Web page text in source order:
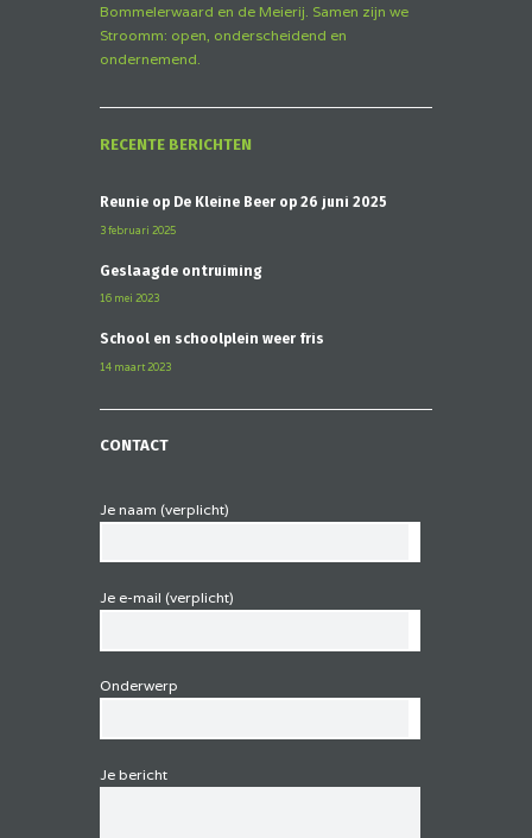
Bommelerwaard en de Meierij. Samen zijn we
Stroomm: open, onderscheidend en
ondernemend.
RECENTE BERICHTEN
Reünie op De Kleine Beer op 26 juni 2025
3 februari 2025
Geslaagde ontruiming
16 mei 2023
School en schoolplein weer fris
14 maart 2023
CONTACT
Je naam (verplicht)
Je e-mail (verplicht)
Onderwerp
Je bericht